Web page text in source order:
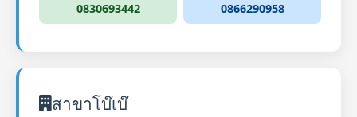
0830693442 0866290958
สาขาโบ๊เบ๊